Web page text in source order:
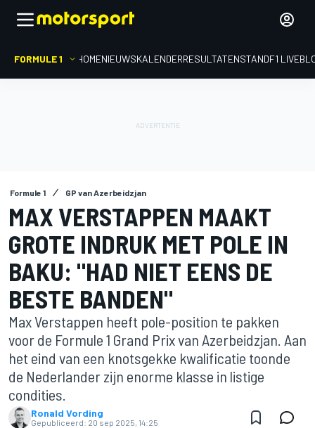
FORMULE 1 HOMENIEUWSKALENDERRESULTATENSTANDF1
Formule 1 GP van Azerbeidzjan
MAX VERSTAPPEN MAAKT
GROTE INDRUK MET POLE IN
BAKU: "HAD NIET EENS DE
BESTE BANDEN"
Max Verstappen heeft pole-position te pakken
voor de Formule 1 Grand Prix van Azerbeidzjan. Aan
het eind van een knotsgekke kwalificatie toonde
de Nederlander zijn enorme klasse in listige
condities.
Ronald Vording
Gepubliceerd: 20 sep 2025, 14:25